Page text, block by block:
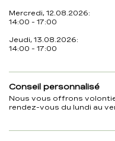
Mercredi, 12.08.2026:
14:00 - 17:00
Jeudi, 13.08.2026:
14:00 - 17:00
Conseil personnalisé
Nous vous offrons
rendez-vous du lundi au